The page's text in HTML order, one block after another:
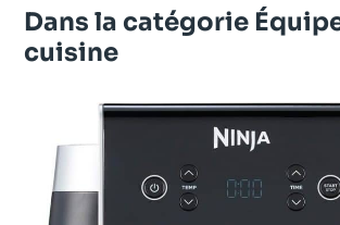
Dans la catégorie
cuisine